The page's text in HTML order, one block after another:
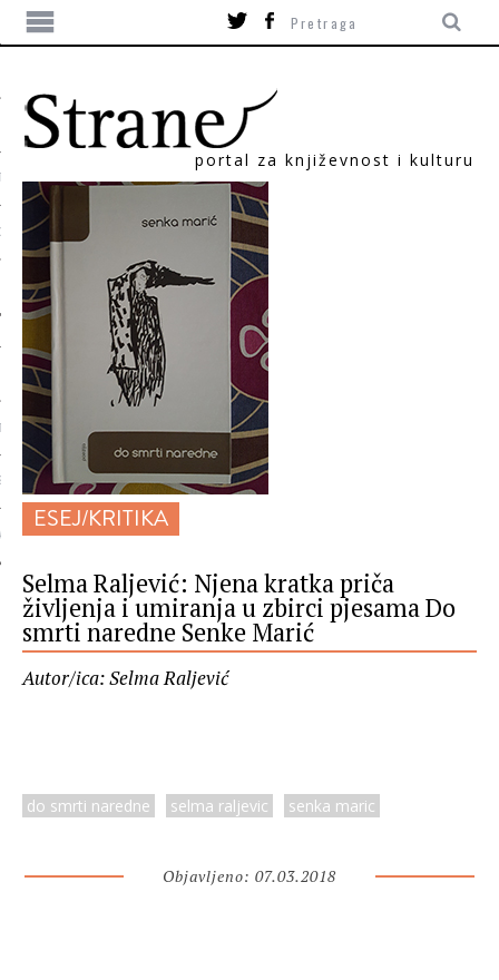
portal za književnost i kulturu
ESEJ/KRITIKA
Selma Raljević: Njena kratka priča
življenja i umiranja u zbirci pjesama Do
smrti naredne Senke Marić
Autor/ica: Selma Raljević
do smrti naredne selma raljevic senka maric
Objavljeno: 07.03.2018